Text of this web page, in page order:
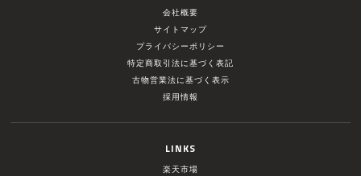
会社概要
サイトマップ
プライバシーポリシー
特定商取引法に基づく表記
古物営業法に基づく表示
採用情報
LINKS
楽天市場